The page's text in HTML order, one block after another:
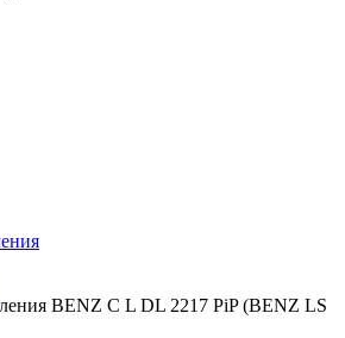
BENZ C L DL 2217 PiP (BENZ LS